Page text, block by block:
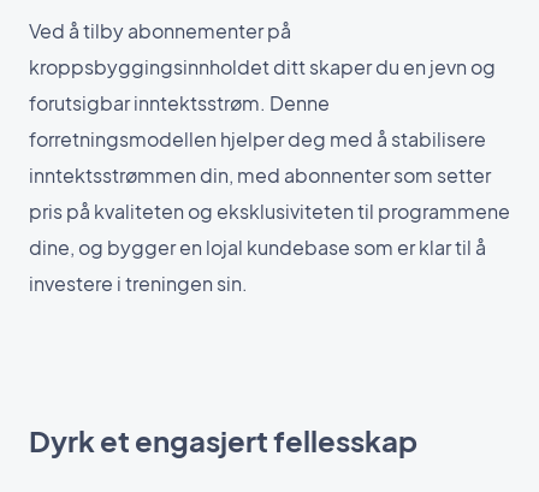
Ved å tilby abonnementer på
kroppsbyggingsinnholdet ditt skaper du en jevn og
forutsigbar inntektsstrøm. Denne
forretningsmodellen hjelper deg med å stabilisere
inntektsstrømmen din, med abonnenter som setter
pris på kvaliteten og eksklusiviteten til programmene
dine, og bygger en lojal kundebase som er klar til å
investere i treningen sin.
Dyrk et engasjert fellesskap